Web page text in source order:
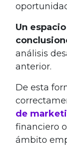
Un
análisis
anterior.
De esta
de
financiero
ámbito